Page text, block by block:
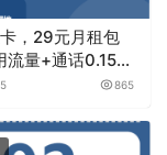
服，处理后重新提